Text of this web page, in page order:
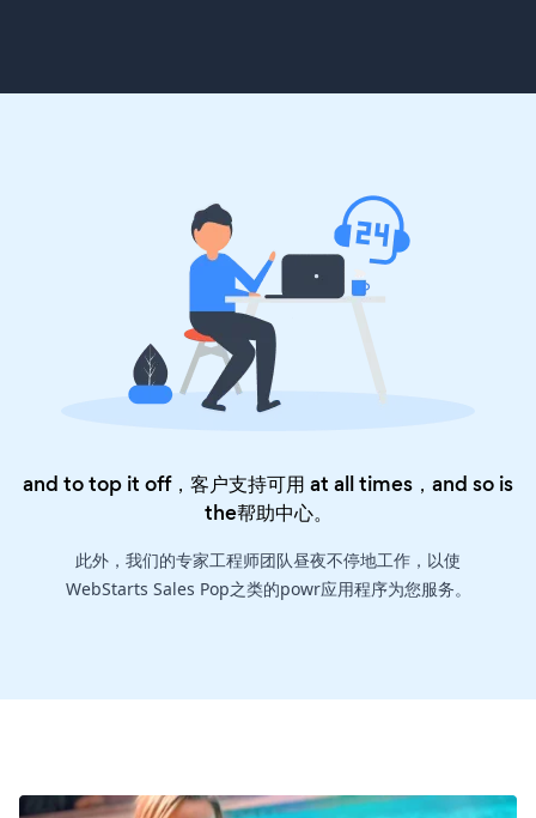
and to top it off，客户支持可用 at all times，and so is
the帮助中心。
此外，我们的专家工程师团队昼夜不停地工作，以使
WebStarts Sales Pop之类的powr应用程序为您服务。